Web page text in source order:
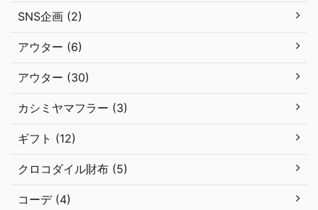
SNS企画 (2)
アウター (6)
アウター (30)
カシミヤマフラー (3)
ギフト (12)
クロコダイル財布 (5)
コーデ (4)